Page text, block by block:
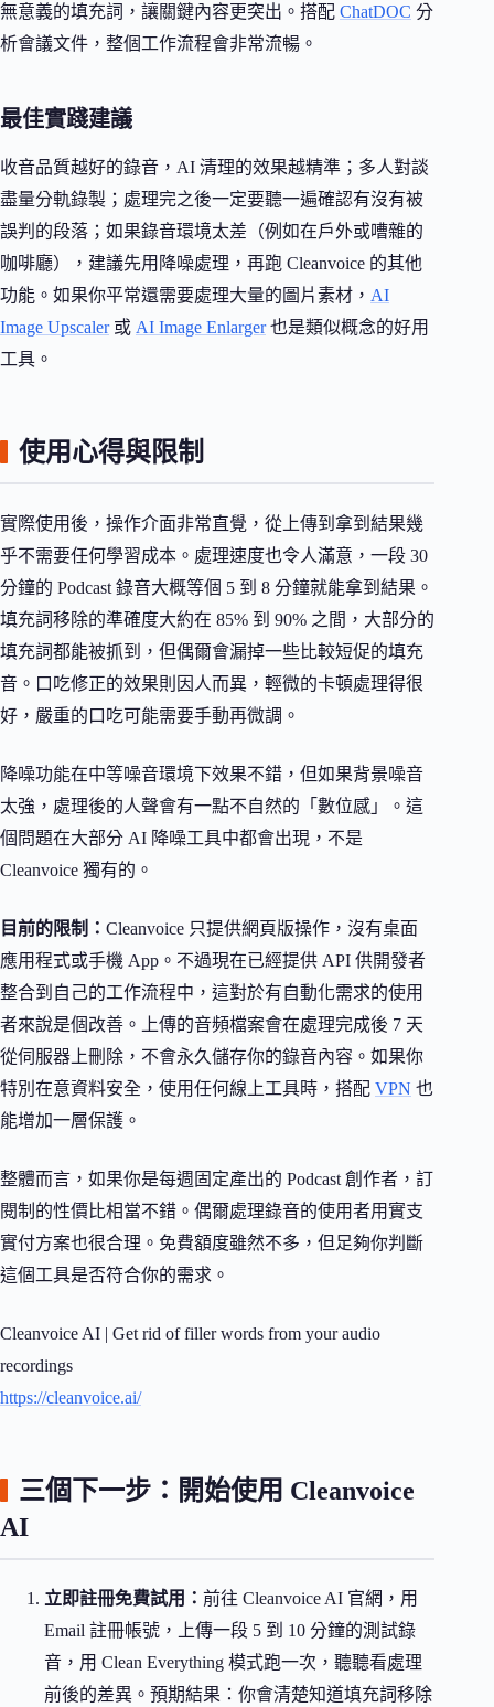
無意義的填充詞，讓關鍵內容更突出。搭配 ChatDOC 分
析會議文件，整個工作流程會非常流暢。
最佳實踐建議
收音品質越好的錄音，AI 清理的效果越精準；多人對談
盡量分軌錄製；處理完之後一定要聽一遍確認有沒有被
誤判的段落；如果錄音環境太差（例如在戶外或嘈雜的
咖啡廳），建議先用降噪處理，再跑 Cleanvoice 的其他
功能。如果你平常還需要處理大量的圖片素材， AI
Image Upscaler或 AI Image Enlarger也是類似概念的好用
工具。
使用心得與限制
實際使用後，操作介面非常直覺，從上傳到拿到結果幾
乎不需要任何學習成本。處理速度也令人滿意，一段 30
分鐘的 Podcast 錄音大概等個 5 到 8 分鐘就能拿到結果。
填充詞移除的準確度大約在 85% 到 90% 之間，大部分的
填充詞都能被抓到，但偶爾會漏掉一些比較短促的填充
音。口吃修正的效果則因人而異，輕微的卡頓處理得很
好，嚴重的口吃可能需要手動再微調。
降噪功能在中等噪音環境下效果不錯，但如果背景噪音
太強，處理後的人聲會有一點不自然的「數位感」。這
個問題在大部分 AI 降噪工具中都會出現，不是
Cleanvoice 獨有的。
目前的限制： Cleanvoice 只提供網頁版操作，沒有桌面
應用程式或手機 App。不過現在已經提供 API 供開發者
整合到自己的工作流程中，這對於有自動化需求的使用
者來說是個改善。上傳的音頻檔案會在處理完成後 7 天
從伺服器上刪除，不會永久儲存你的錄音內容。如果你
特別在意資料安全，使用任何線上工具時，搭配 VPN 也
能增加一層保護。
整體而言，如果你是每週固定產出的 Podcast 創作者，訂
閱制的性價比相當不錯。偶爾處理錄音的使用者用實支
實付方案也很合理。免費額度雖然不多，但足夠你判斷
這個工具是否符合你的需求。
Cleanvoice AI | Get rid of filler words from your audio
recordings
https://cleanvoice.ai/
三個下一步：開始使用 Cleanvoice
AI
立即註冊免費試用： 前往 Cleanvoice AI 官網，用
Email 註冊帳號，上傳一段 5 到 10 分鐘的測試錄
音，用 Clean Everything 模式跑一次，聽聽看處理
前後的差異。預期結果：你會清楚知道填充詞移除